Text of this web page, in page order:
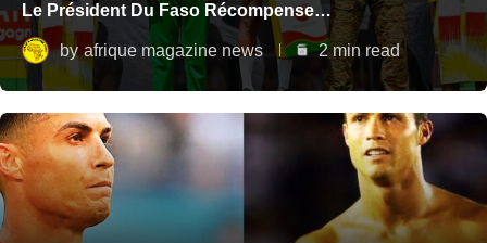
Le Président Du Faso Récompense…
by afrique magazine news 2 min read